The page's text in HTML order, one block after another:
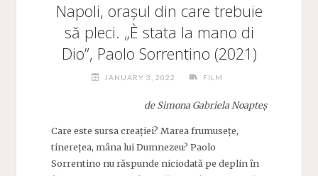
Napoli, orașul din care trebuie
să pleci. „È stata la mano di
Dio”, Paolo Sorrentino (2021)
JANUARY 3, 2022 FILM
de Simona Gabriela Noapteș
Care este sursa creației? Marea frumusețe,
tinerețea, mâna lui Dumnezeu? Paolo
Sorrentino nu răspunde niciodată pe deplin în